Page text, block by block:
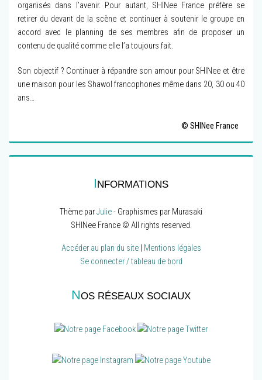
organisés dans l’avenir. Pour autant, SHINee France préfère se
retirer du devant de la scène et continuer à soutenir le groupe en
accord avec le planning de ses membres afin de proposer un
contenu de qualité comme elle l’a toujours fait.
Son objectif ? Continuer à répandre son amour pour SHINee et être
une maison pour les Shawol francophones même dans 20, 30 ou 40
ans…
© SHINee France
INFORMATIONS
Thème parJulie- Graphismes par Murasaki
SHINee France © All rights reserved.
Accéder au plan du site| Mentions légales
Se connecter / tableau de bord
NOS RÉSEAUX SOCIAUX